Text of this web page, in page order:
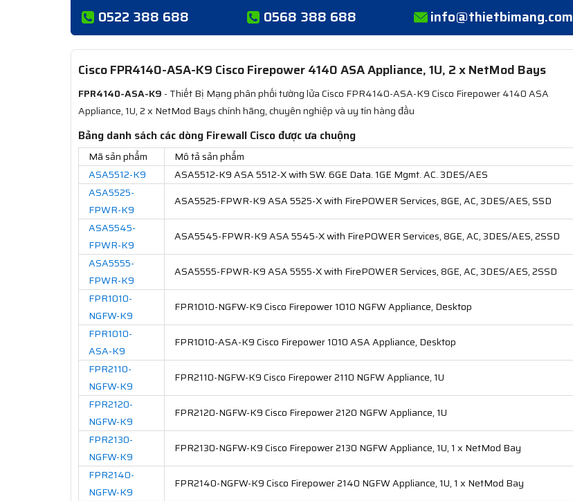
0522 388 688 0568 388 688 info@thietbimang.com
Cisco FPR4140-ASA-K9 Cisco Firepower 4140 ASA Appliance, 1U, 2 x NetMod Bays
FPR4140-ASA-K9 - Thiết Bị Mạng phân phối tường lửa Cisco FPR4140-ASA-K9 Cisco Firepower 4140 ASA
Appliance, 1U, 2 x NetMod Bays chính hãng, chuyên nghiệp và uy tín hàng đầu
Bảng danh sách các dòng Firewall Cisco được ưa chuộng
Mã sản phẩm
Mô tả sản phẩm
ASA5512-K9
ASA5512-K9 ASA 5512-X with SW. 6GE Data. 1GE Mgmt. AC. 3DES/AES
ASA5525-
FPWR-K9
ASA5525-FPWR-K9 ASA 5525-X with FirePOWER Services, 8GE, AC, 3DES/AES, SSD
ASA5545-
FPWR-K9
ASA5545-FPWR-K9 ASA 5545-X with FirePOWER Services, 8GE, AC, 3DES/AES, 2SSD
ASA5555-
FPWR-K9
ASA5555-FPWR-K9 ASA 5555-X with FirePOWER Services, 8GE, AC, 3DES/AES, 2SSD
FPR1010-
NGFW-K9
FPR1010-NGFW-K9 Cisco Firepower 1010 NGFW Appliance, Desktop
FPR1010-
ASA-K9
FPR1010-ASA-K9 Cisco Firepower 1010 ASA Appliance, Desktop
FPR2110-
NGFW-K9
FPR2110-NGFW-K9 Cisco Firepower 2110 NGFW Appliance, 1U
FPR2120-
NGFW-K9
FPR2120-NGFW-K9 Cisco Firepower 2120 NGFW Appliance, 1U
FPR2130-
NGFW-K9
FPR2130-NGFW-K9 Cisco Firepower 2130 NGFW Appliance, 1U, 1 x NetMod Bay
FPR2140-
NGFW-K9
FPR2140-NGFW-K9 Cisco Firepower 2140 NGFW Appliance, 1U, 1 x NetMod Bay